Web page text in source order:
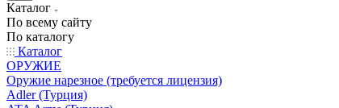
Каталог
По всему сайту
По каталогу
Каталог
ОРУЖИЕ
Оружие нарезное (требуется лицензия)
Adler (Турция)